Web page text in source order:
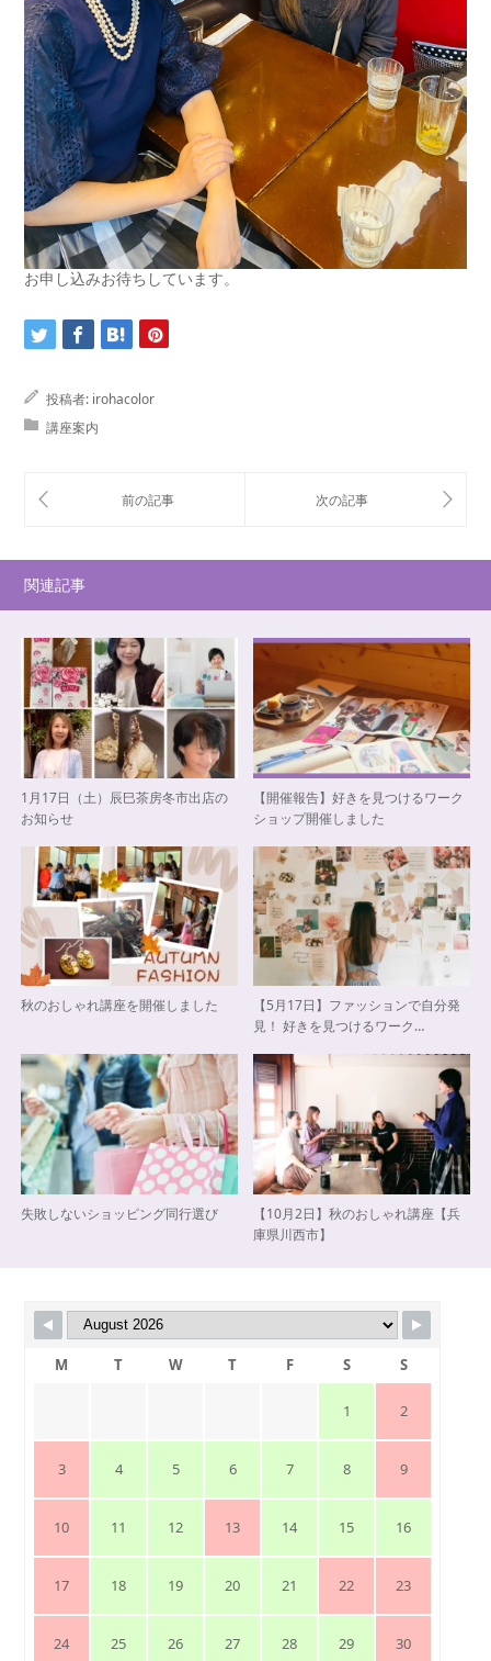
お申し込みお待ちしています。
投稿者: irohacolor
講座案内
関連記事
1月17日（土）辰巳茶房冬市出店の
お知らせ
【開催報告】好きを見つけるワーク
ショップ開催しました
秋のおしゃれ講座を開催しました
【5月17日】ファッションで自分発
見！ 好きを見つけるワーク…
失敗しないショッピング同行選び
【10月2日】秋のおしゃれ講座【兵
庫県川西市】
M T W T F S S
1 2
3 4 5 6 7 8 9
10 11 12 13 14 15 16
17 18 19 20 21 22 23
24 25 26 27 28 29 30